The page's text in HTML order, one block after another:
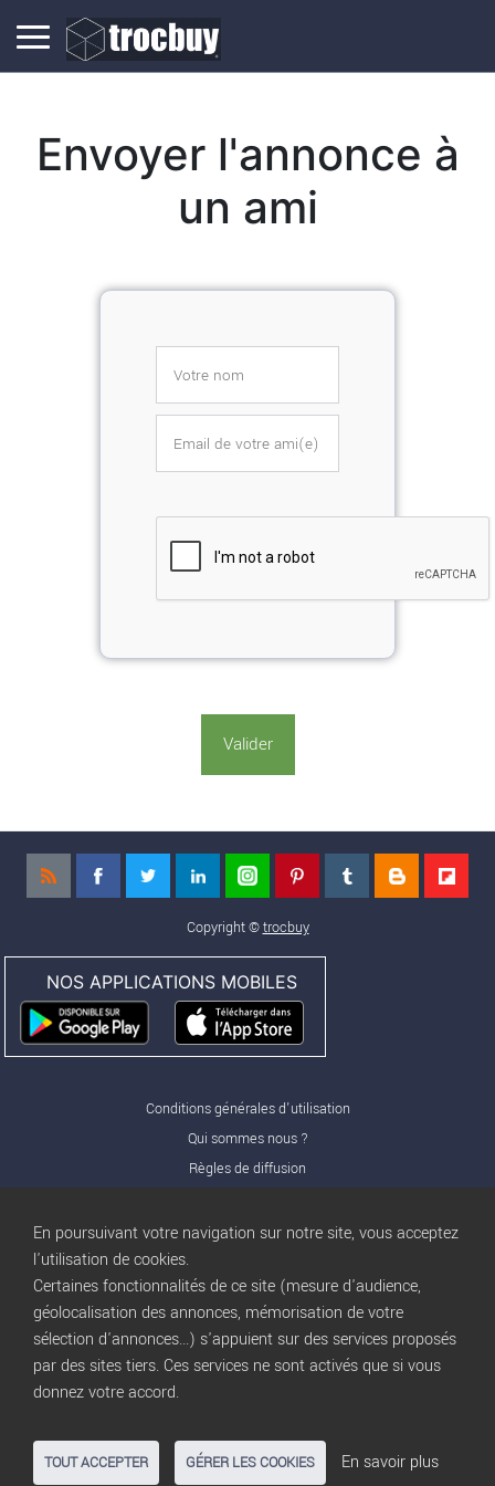
Envoyer l'annonce à
un ami
Copyright ©trocbuy
NOS APPLICATIONS MOBILES
Conditions générales d'utilisation
Qui sommes nous ?
Règles de diffusion
Nos offres Pro
Publicité
Conditions d’Utilisation
Privacy Policy
Blogtrocbuy
Gestion des cookies
Nous contacter
En poursuivant votre navigation sur notre site, vous acceptez
l'utilisation de cookies.
Certaines fonctionnalités de ce site (mesure d'audience,
géolocalisation des annonces, mémorisation de votre
sélection d'annonces...) s'appuient sur des services proposés
par des sites tiers. Ces services ne sont activés que si vous
donnez votre accord.
TOUT ACCEPTER GÉRER LES COOKIES En savoir plus